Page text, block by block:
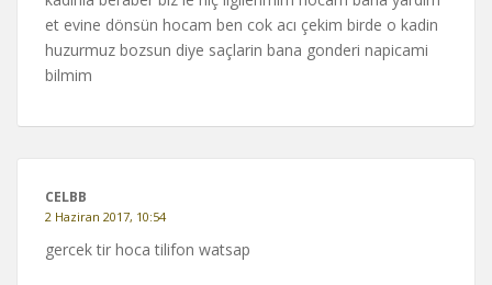
et evine dönsün hocam ben cok acı çekim birde o kadin
huzurmuz bozsun diye saçlarin bana gonderi napicami
bilmim
CELBB
2 Haziran 2017, 10:54
gercek tir hoca tilifon watsap